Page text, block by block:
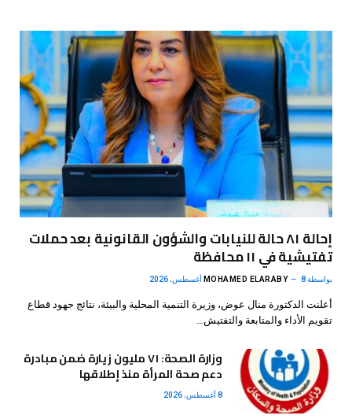
إحالة ٨١ حالة للنيابات والشؤون القانونية بعد حملات
تفتيشية في ١١ محافظة
بواسطة MOHAMED ELARABY 8 أغسطس، 2026
أعلنت الدكتورة منال عوض، وزيرة التنمية المحلية والبيئة، نتائج جهود قطاع
تقويم الأداء والمتابعة والتفتيش…
وزارة الصحة: ٧١ مليون زيارة ضمن مبادرة
دعم صحة المرأة منذ إطلاقها
8 أغسطس، 2026